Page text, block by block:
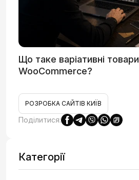
Що таке варіативні товари
WooCommerce?
РОЗРОБКА САЙТІВ КИЇВ
Поділитися:
Категорії